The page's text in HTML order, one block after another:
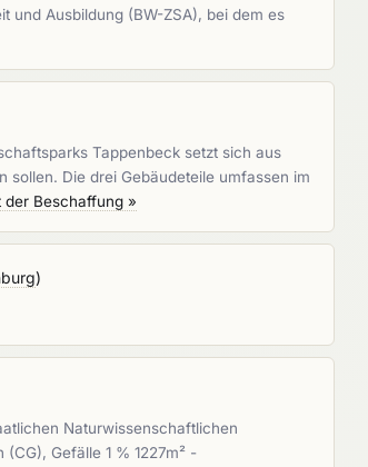
und Ausbildung (BW-ZSA), bei dem es
Tappenbeck setzt sich aus
Die drei Gebäudeteile umfassen im
der Beschaffung »
)
Naturwissenschaftlichen
Gefälle 1 % 1227m² -